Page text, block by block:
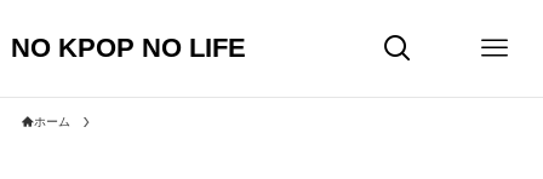
NO KPOP NO LIFE
ホーム